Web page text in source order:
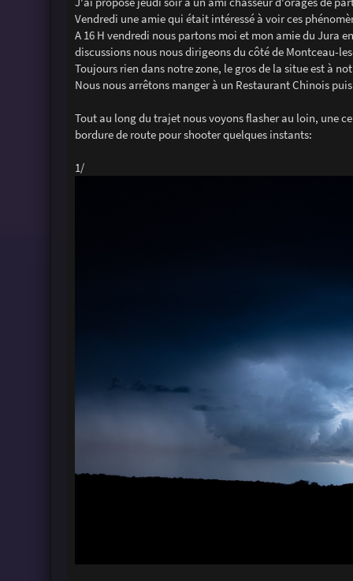
Vendredi une amie qui était intéressé à voir ces
A 16 H vendredi nous partons moi et mon amie du Jura
discussions nous nous dirigeons du côté de Montceau-
Toujours rien dans notre zone, le gros de la situe est à
Nous nous arrêtons manger à un Restaurant Chinois
Tout au long du trajet nous voyons flasher au loin, une
bordure de route pour shooter quelques instants:
1/